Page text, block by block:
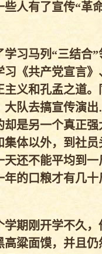
人有了宣传“革
习马列“三结合”
《共产党宣言》
义和孔孟之道。
大队去搞宣传演
是另一个真正强
集体以外，到社员
还不能平均到一
的口粮才有几十
期刚开学不久，
粱面馍，并且仍